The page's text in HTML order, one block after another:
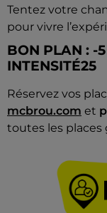
Tentez votre
pour vivre
BON PLAN : -
INTENSITÉ25
Réservez vos
mcbrou.com et
toutes les places